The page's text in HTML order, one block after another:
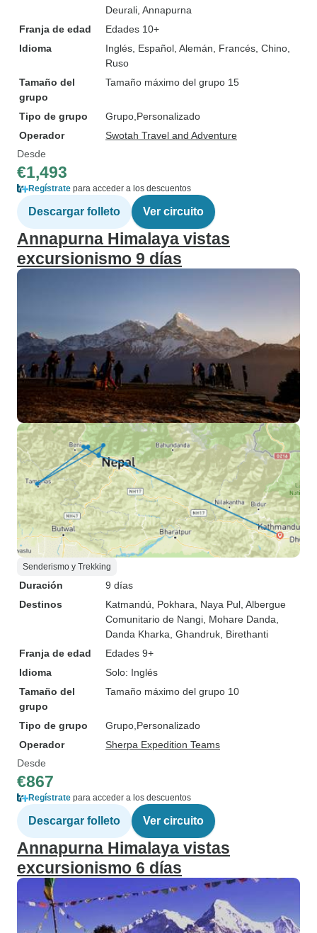
Deurali , Annapurna
Franja de edad
Edades 10+
Idioma
Inglés, Español, Alemán, Francés, Chino,
Ruso
Tamaño del
grupo
Tamaño máximo del grupo 15
Tipo de grupo Grupo Personalizado
Operador
Swotah Travel and Adventure
Desde
€1,493
Regístrate para acceder a los descuentos
Descargar folleto Ver circuito
Annapurna Himalaya vistas
excursionismo 9 días
Senderismo y Trekking
Duración
9 días
Destinos
Katmandú , Pokhara , Naya Pul , Albergue
Comunitario de Nangi , Mohare Danda
Danda Kharka , Ghandruk , Birethanti
Franja de edad
Edades 9+
Idioma
Solo: Inglés
Tamaño del
grupo
Tamaño máximo del grupo 10
Tipo de grupo Grupo Personalizado
Operador
Sherpa Expedition Teams
Desde
€867
Regístrate para acceder a los descuentos
Descargar folleto Ver circuito
Annapurna Himalaya vistas
excursionismo 6 días